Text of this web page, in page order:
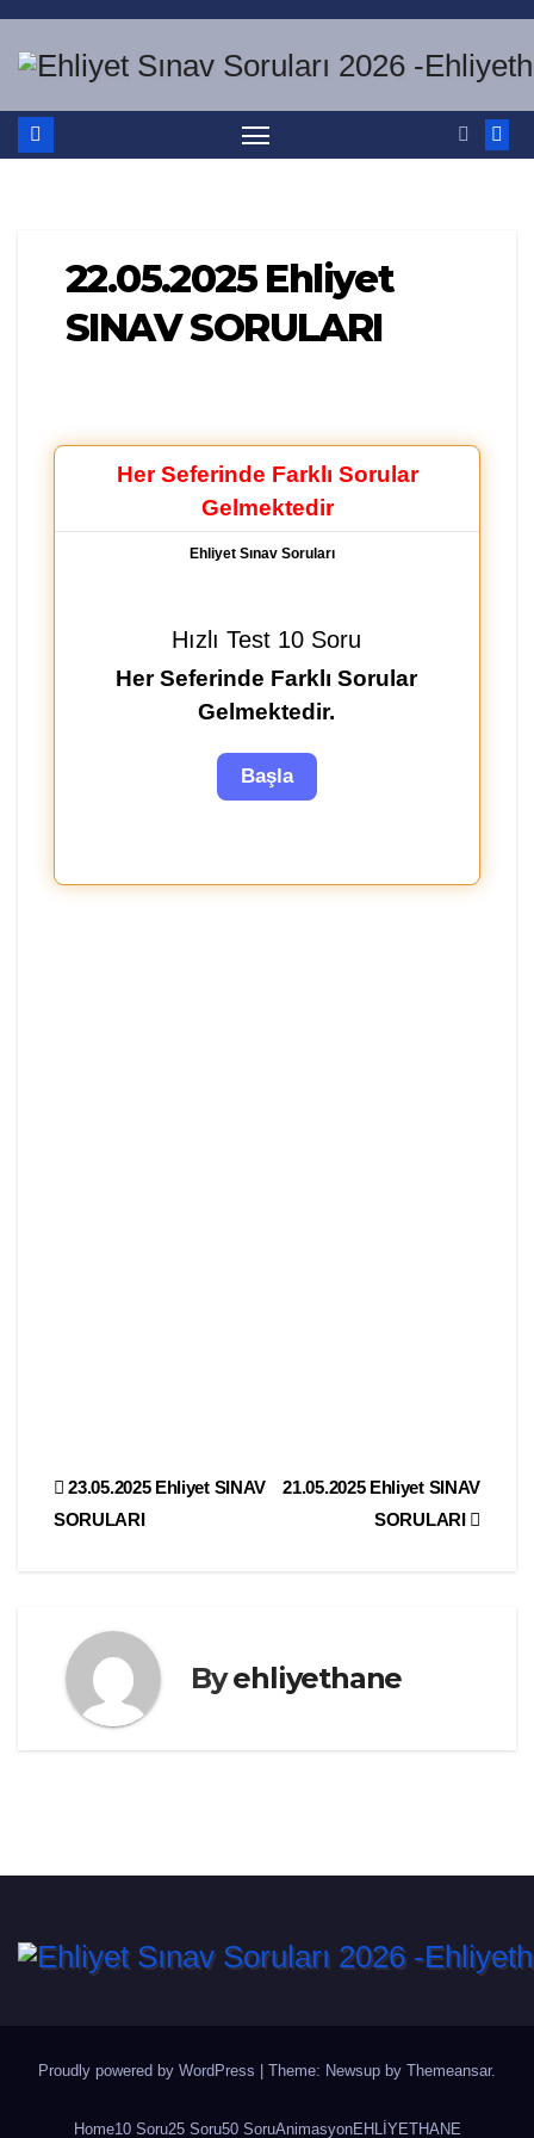
Skip
22.05.2025 Ehliyet
SINAV SORULARI
Her Seferinde Farklı Sorular
Gelmektedir
Ehliyet Sınav Soruları
Hızlı Test 10 Soru
Her Seferinde Farklı Sorular
Gelmektedir.
Yazı
21.05.2025 Ehliyet SINAV
SORULARI
23.05.2025 Ehliyet SINAV
SORULARI
Byehliyethane
Proudly powered by WordPress Theme: Newsup by Themeansar.
Home10 Soru25 Soru50 SoruAnimasyonEHLİYETHANE